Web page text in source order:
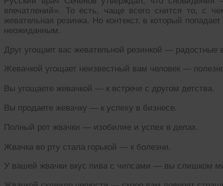
впечатлений». То есть, чаще всего снится то, с
жевательная резинка. Но контекст, в который
неожиданным.
Друг угощает вас жевательной резинкой — радостные
Жевачкой угощает неизвестный вам человек —
Вы угощаете жевачкой — к встрече с другом детства.
Вы продаете жевачку — к успеху в бизнесе.
Полный рот жвачки — изобилие и успех в делах.
Жвачка во рту стала горькой — к болезни.
У вашей жвачки вкус пива с чипсами — вы слишком